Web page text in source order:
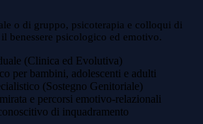
o di gruppo, psicoterapia e colloqui di
benessere psicologico ed emotivo.
(Clinica ed Evolutiva)
per bambini, adolescenti e adulti
(Sostegno Genitoriale)
e percorsi emotivo-relazionali
di inquadramento